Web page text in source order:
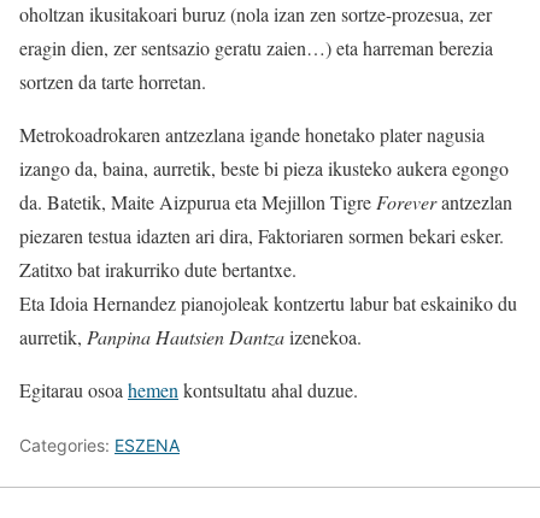
oholtzan ikusitakoari buruz (nola izan zen sortze-prozesua, zer
eragin dien, zer sentsazio geratu zaien…) eta harreman berezia
sortzen da tarte horretan.
Metrokoadrokaren antzezlana igande honetako plater nagusia
izango da, baina, aurretik, beste bi pieza ikusteko aukera egongo
da. Batetik, Maite Aizpurua eta Mejillon TigreForeverantzezlan
piezaren testua idazten ari dira, Faktoriaren sormen bekari esker.
Zatitxo bat irakurriko dute bertantxe.
Eta Idoia Hernandez pianojoleak kontzertu labur bat eskainiko du
aurretik, Panpina Hautsien Dantzaizenekoa.
Egitarau osoahemenkontsultatu ahal duzue.
Categories: ESZENA